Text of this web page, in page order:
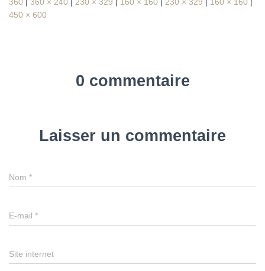
360 | 360 × 240 | 230 × 329 | 160 × 160 | 230 × 329 | 160 × 160 |
450 × 600
0 commentaire
Laisser un commentaire
Nom *
E-mail *
Site internet